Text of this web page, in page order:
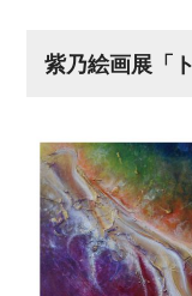
紫乃絵画展「